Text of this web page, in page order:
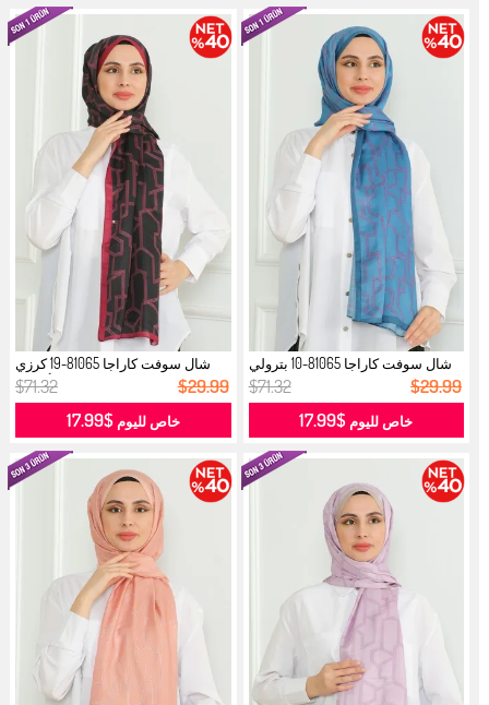
شال سوفت كاراجا 81065-10 بترولي
فوش...
$71.32 $29.99
خاص لليوم $17.99
شال سوفت كاراجا 81065-19 كرزي
أسود...
$71.32 $29.99
خاص لليوم$17.99